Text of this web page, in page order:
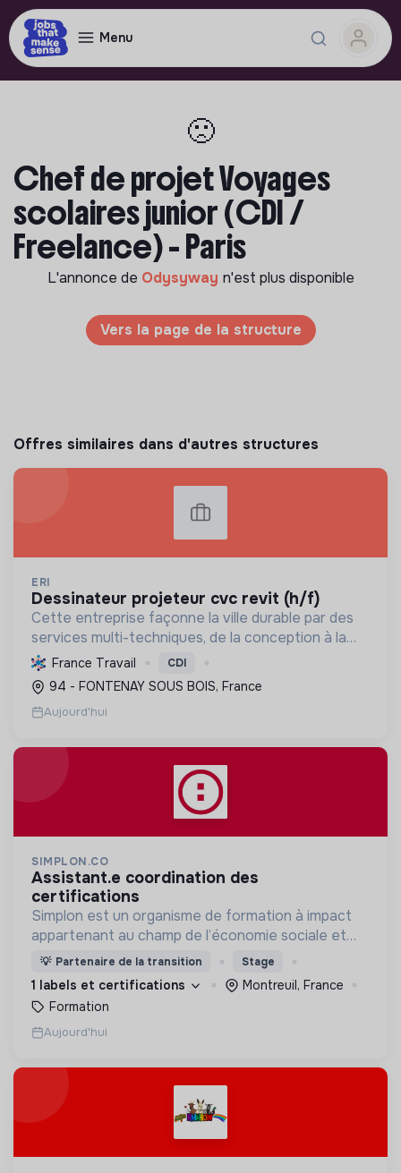
Menu
🙁
Chef de projet Voyages
scolaires junior (CDI /
Freelance) - Paris
L'annonce de Odysyway n'est plus disponible
Vers la page de la structure
Offres similaires dans d'autres structures
ERI
dessinateur projeteur cvc revit (h/f)
Cette entreprise façonne la ville durable par des
services multi-techniques, de la conception à la
maintenance, pour bâtiments et infrastructures,
en génie électrique et climatique. Elle a le Label
RG...
France Travail CDI
94 - FONTENAY SOUS BOIS, France
Aujourd'hui
SIMPLON.CO
assistant.e coordination des
certifications
Simplon est un organisme de formation à impact
appartenant au champ de l’économie sociale et
solidaire.
💡 Partenaire de la transition Stage
1 labels et certifications
Montreuil, France
Formation
Aujourd'hui